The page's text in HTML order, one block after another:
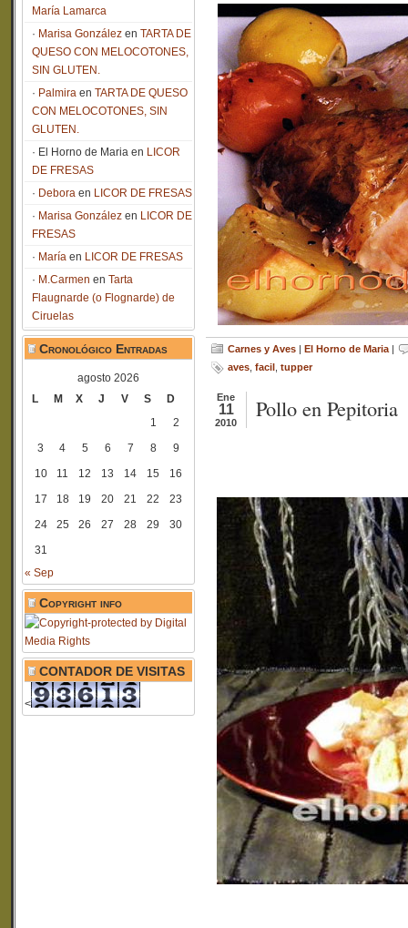
María Lamarca
Marisa González en TARTA DE
QUESO CON MELOCOTONES,
SIN GLUTEN.
Palmira en TARTA DE QUESO
CON MELOCOTONES, SIN
GLUTEN.
El Horno de Maria en LICOR
DE FRESAS
Debora en LICOR DE FRESAS
Marisa González en LICOR DE
FRESAS
María en LICOR DE FRESAS
M.Carmen en Tarta
Flaugnarde (o Flognarde) de
Ciruelas
Cronológico Entradas
agosto 2026
L
M X J V S
D
1
2
3
4 5 6 7 8
9
10
11 12 13 14 15
16
17
18 19 20 21 22
23
24
25 26 27 28 29
30
31
« Sep
Copyright info
CONTADOR DE VISITAS
<
Carnes y Aves | El Horno de Maria |
aves facil tupper
Ene
11
2010
Pollo en Pepitoria